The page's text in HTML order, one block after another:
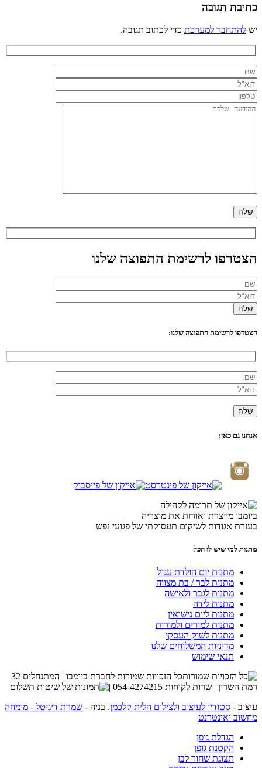
כתיבת תגובה
יש להתחבר למערכת כדי לכתוב תגובה.
הצטרפו לרשימת התפוצה שלנו
הצטרפו לרשימת התפוצה שלנו:
אנחנו גם כאן:
ביומבו מייצרת ואורזת את מוצריה
בעזרת אגודות לשיקום תעסוקתי של פגועי נפש
מתנות למי שיש לו הכל
מתנות יום הולדת עגול
מתנות לבר / בת מצווה
מתנות לגבר ולאישה
מתנות לידה
מתנות ליום נישואין
מתנות למורים ולמורות
מתנות לשוק העסקי
מדיניות המשלוחים שלנו
תנאי שימוש
כל הזכויות שמורות לחברת ביומבו | המתנחלים 32
רמת השרון | שרות לקוחות 054-4274215 |
עיצוב - סטודיו לעיצוב ולצילום הלית קלכמן, בניה - שמרת דיגיטל - מומחה
מחשוב ואינטרנט
הגדלת גופן
הקטנת גופן
תצוגת שחור לבן